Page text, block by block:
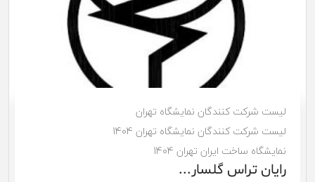
لیست شرکت کنندگان نمایشگاه تهران
لیست شرکت کنندگان نمایشگاه تهران 1404
نمایشگاه ساخت ایران تهران 1404
رایان تراس گلسار...